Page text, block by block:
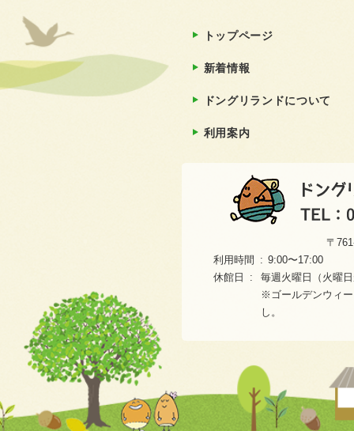
トップページ
新着情報
ドングリランドについて
利用案内
〒
利用時間
9:00〜17:00
休館日
毎週火曜日（火曜
※ゴールデンウィ
し。